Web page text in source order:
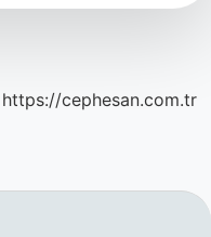
https://cephesan.com.tr